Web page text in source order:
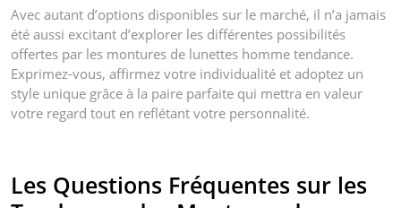
Avec autant d’options disponibles sur le marché, il n’a jamais
été aussi excitant d’explorer les différentes possibilités
offertes par les montures de lunettes homme tendance.
Exprimez-vous, affirmez votre individualité et adoptez un
style unique grâce à la paire parfaite qui mettra en valeur
votre regard tout en reflétant votre personnalité.
Les Questions Fréquentes sur les